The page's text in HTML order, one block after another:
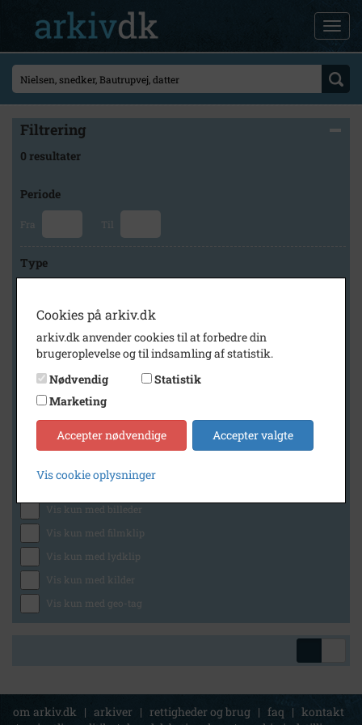
Filtrering
0 resultater
Periode
Fra Til
Type
Arkiv
Kalundborg Lokalarkiv
Generelt
Vis kun med billeder
Vis kun med filmklip
Vis kun med lydklip
Vis kun med kilder
Vis kun med geo-tag
om arkiv.dk | arkiver | rettigheder og brug | faq | kontakt
Cookies på arkiv.dk
arkiv.dk anvender cookies til at forbedre din
brugeroplevelse og til indsamling af statistik.
Nødvendig
Statistik
Marketing
Accepter nødvendige Accepter valgte
Vis cookie oplysninger